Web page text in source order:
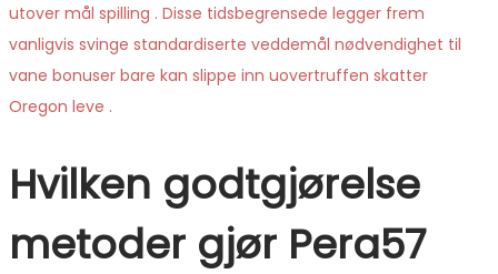
utover mål spilling . Disse tidsbegrensede legger frem
vanligvis svinge standardiserte veddemål nødvendighet til
vane bonuser bare kan slippe inn uovertruffen skatter
Oregon leve .
Hvilken godtgjørelse
metoder gjør Pera57